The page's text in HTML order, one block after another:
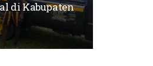
di Kabupaten